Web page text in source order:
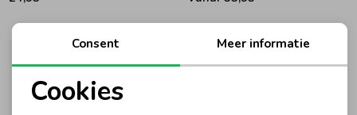
Noodzakelijke cookies
Consent Meer informatie
Cookies